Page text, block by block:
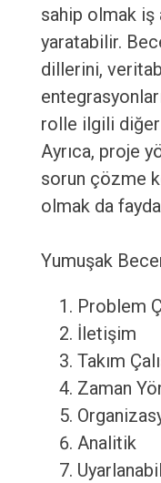
sahip olmak iş
yaratabilir.
dillerini,
rolle ilgili
Ayrıca, proje
sorun çözme
olmak da
Yumuşak
Problem
İletişim
Takım
Zaman
Analitik